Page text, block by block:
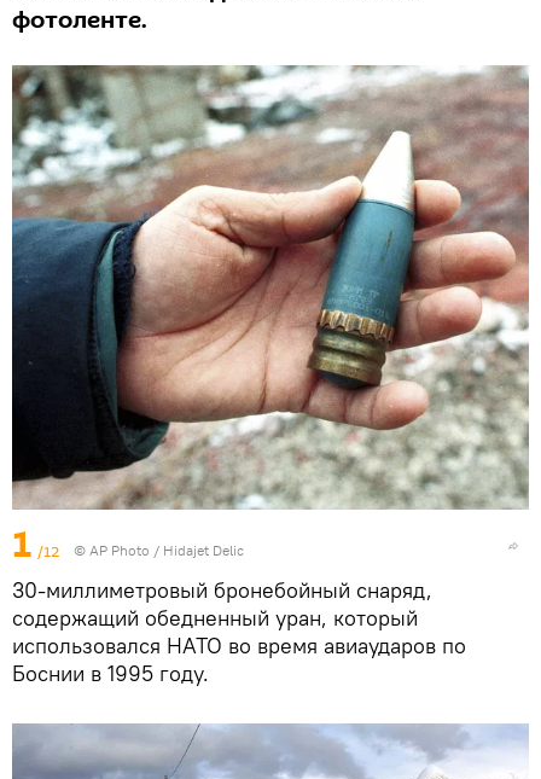
фотоленте.
1 /12 © AP Photo / Hidajet Delic
30-миллиметровый бронебойный снаряд,
содержащий обедненный уран, который
использовался НАТО во время авиаударов по
Боснии в 1995 году.